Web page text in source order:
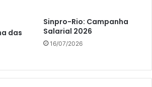
das
Sinpro-Rio: Campanha
Salarial 2026
16/07/2026